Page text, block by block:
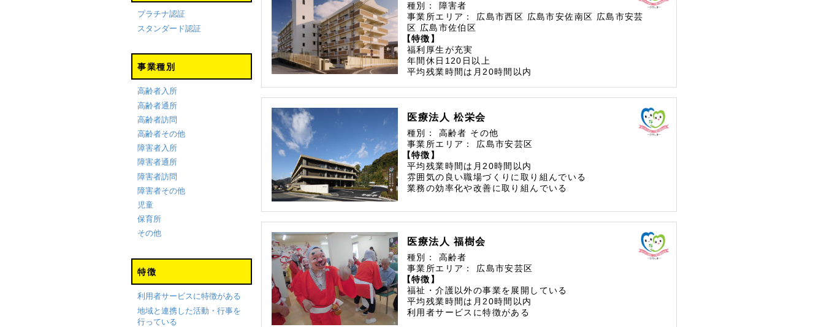
プラチナ認証
スタンダード認証
事業種別
高齢者入所
高齢者通所
高齢者訪問
高齢者その他
障害者入所
障害者通所
障害者訪問
障害者その他
児童
保育所
その他
特徴
利用者サービスに特徴がある
地域と連携した活動・行事を
行っている
種別：
障害者
事業所エリア：
広島市西区 広島市安佐南区 広島市安芸
区 広島市佐伯区
【特徴】
福利厚生が充実
年間休日120日以上
平均残業時間は月20時間以内
医療法人 松栄会
種別： 高齢者 その他
事業所エリア：
広島市安芸区
【特徴】
平均残業時間は月20時間以内
雰囲気の良い職場づくりに取り組んでいる
業務の効率化や改善に取り組んでいる
医療法人 福樹会
種別：
高齢者
事業所エリア：
広島市安芸区
【特徴】
福祉・介護以外の事業を展開している
平均残業時間は月20時間以内
利用者サービスに特徴がある